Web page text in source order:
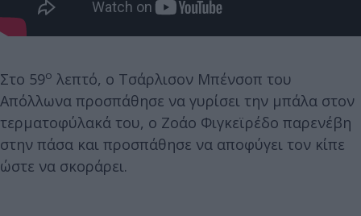
Στο 59ο λεπτό, ο Τσάρλισον Μπένσοπ του
Απόλλωνα προσπάθησε να γυρίσει την μπάλα στον
τερματοφύλακά του, ο Ζοάο Φιγκεϊρέδο παρενέβη
στην πάσα και προσπάθησε να αποφύγει τον κίπε
ώστε να σκοράρει.